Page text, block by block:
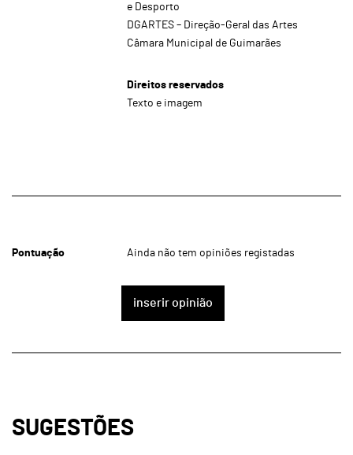
e Desporto
DGARTES – Direção-Geral das Artes
Câmara Municipal de Guimarães
Direitos reservados
Texto e imagem
Pontuação Ainda não tem opiniões registadas
inserir opinião
SUGESTÕES